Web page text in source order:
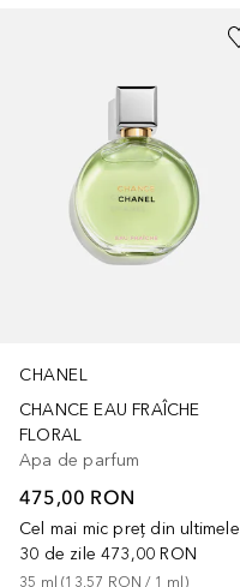
CHANEL
CHANCE EAU FRAÎCHE
FLORAL
Apa de parfum
475,00 RON
Cel mai mic preț din ultimele
30 de zile 473,00 RON
35 ml (13,57 RON / 1 ml )